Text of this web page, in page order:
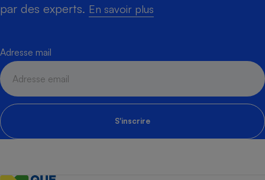
par des experts. En savoir plus
Adresse mail
S'inscrire